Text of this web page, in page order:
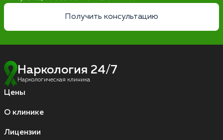
Получить консультацию
Наркология 24/7
Наркологическая клиника
Цены
О клинике
Лицензии